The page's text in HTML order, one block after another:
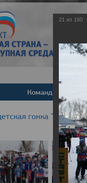
Команда
гонка "Лыжня
21 из 160